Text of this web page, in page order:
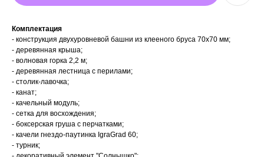
Комплектация
- конструкция двухуровневой башни из клееного бруса 70х70 мм;
- деревянная крыша;
- волновая горка 2,2 м;
- деревянная лестница с перилами;
- столик-лавочка;
- канат;
- качельный модуль;
- сетка для восхождения;
- боксерская груша с перчатками;
- качели гнездо-паутинка IgraGrad 60;
- турник;